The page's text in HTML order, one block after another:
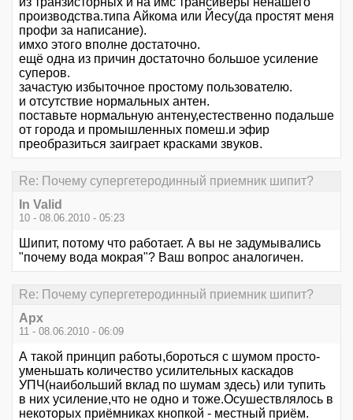
производства.типа Айкома или Йесу(да простят меня
профи за написание).
имхо этого вполне достаточно.
ещё одна из причин достаточно большое усиление
суперов.
зачастую избыточное простому пользователю.
и отсутствие нормальных антен.
поставьте нормальную антену,естественно подальше
от города и промышленных помеш.и эфир
преобразиться заиграет красками звуков.
Re: Почему супергетеродинный приемник шипит?
In Valid
10 - 08.06.2010 - 05:23
Шипит, потому что работает. А вы не задумывались
"почему вода мокрая"? Ваш вопрос аналогичен.
Re: Почему супергетеродинный приемник шипит?
Арх
11 - 08.06.2010 - 06:09
А такой принцип работы,бороться с шумом просто-
уменьшать количество усилительных каскадов
УПЧ(наибольший вклад по шумам здесь) или тупить
в них усиление,что не одно и тоже.Осушествлялось в
некоторых приёмниках кнопкой - местный приём.